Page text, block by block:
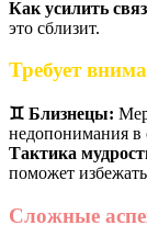
Как усилить
это сблизит.
Требует
♊️ Близнецы:
недопонимания
Тактика
поможет
Сложные